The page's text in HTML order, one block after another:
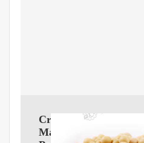
Crispetera
Máquina